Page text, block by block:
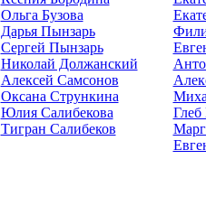
Ольга Бузова
Дарья Пынзарь
Сергей Пынзарь
Николай Должанский
Алексей Самсонов
Оксана Стрункина
Юлия Салибекова
Тигран Салибеков
Глеб